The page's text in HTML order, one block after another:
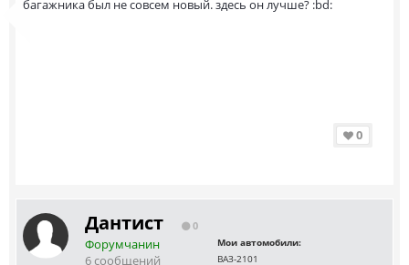
багажника был не совсем новый. здесь он лучше? :bd:
0
Дантист 0
Форумчанин
6 сообщений
Мои автомобили:
ВАЗ-2101